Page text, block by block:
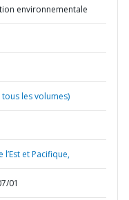
environnementale
tous les volumes)
l’Est et Pacifique,
01